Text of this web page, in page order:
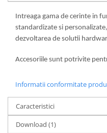
Intreaga gama de cerinte in
standardizate si
dezvoltarea de solutii
Accesoriile sunt potrivite
Informatii conformitate
Caracteristici
Download (1)